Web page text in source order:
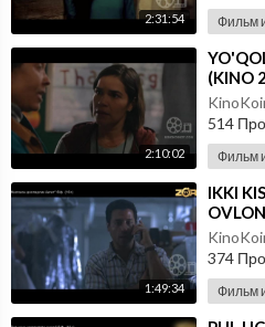
2:31:54 Фильм
2:10:02
(KINO
514
Фильм
1:49:34
⁣IKKI
TILIDA
374
Фильм